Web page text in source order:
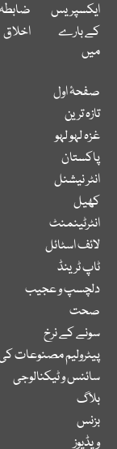
ایکسپریس
کے بارے
میں
اخلاق
صفحۂ اول
تازہ ترین
غزہ لہو لہو
پاکستان
انٹر نیشنل
کھیل
انٹرٹینمنٹ
لائف اسٹائل
ٹاپ ٹرینڈ
دلچسپ و عجیب
صحت
سونے کے نرخ
پیٹرولیم مصنوعات
سائنس و ٹیکنالوجی
بلاگ
بزنس
ویڈیوز